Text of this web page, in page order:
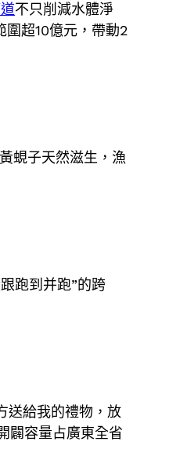
不只削減水體淨
圍超10億元，帶動2
蜆子天然滋生，漁
跑到并跑”的跨
送給我的禮物，放
闢容量占廣東全省